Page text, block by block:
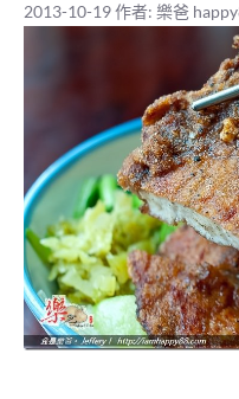
2013-10-
2013-10-19作者: 樂爸